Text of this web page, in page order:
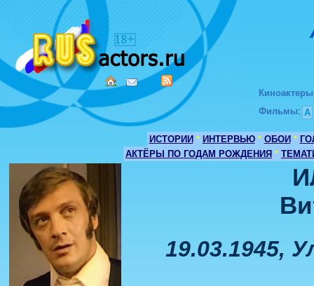
Киноактеры
Фильмы: А
ИСТОРИИ * ИНТЕРВЬЮ * ОБОИ *
АКТЁРЫ ПО ГОДАМ РОЖДЕНИЯ *
19.03.1945,